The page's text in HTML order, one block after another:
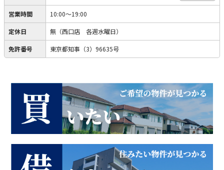
営業時間 10:00～19:00
定休日 無（西口店 各週水曜日）
免許番号 東京都知事（3）96635号